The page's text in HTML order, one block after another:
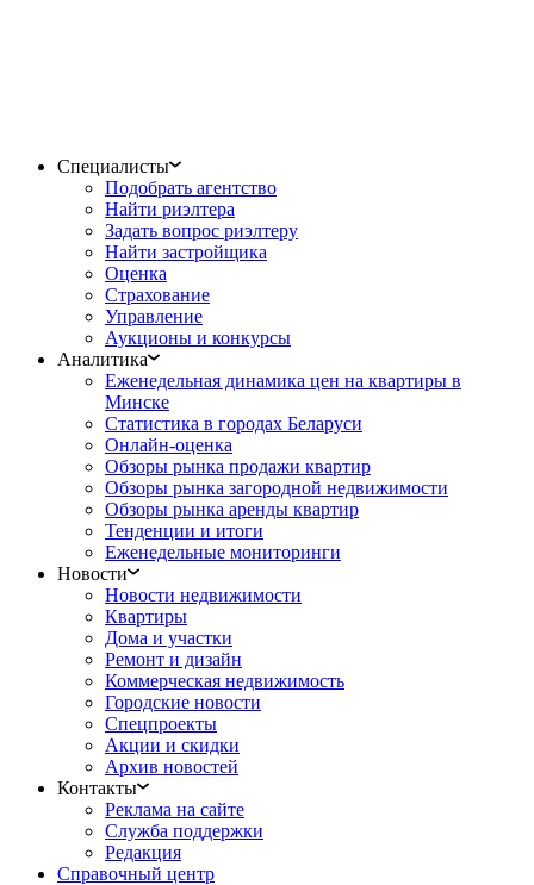
Специалисты
Подобрать агентство
Найти риэлтера
Задать вопрос риэлтеру
Найти застройщика
Оценка
Страхование
Управление
Аукционы и конкурсы
Аналитика
Еженедельная динамика цен на квартиры в
Минске
Статистика в городах Беларуси
Онлайн-оценка
Обзоры рынка продажи квартир
Обзоры рынка загородной недвижимости
Обзоры рынка аренды квартир
Тенденции и итоги
Еженедельные мониторинги
Новости
Новости недвижимости
Квартиры
Дома и участки
Ремонт и дизайн
Коммерческая недвижимость
Городские новости
Спецпроекты
Акции и скидки
Архив новостей
Контакты
Реклама на сайте
Служба поддержки
Редакция
Справочный центр